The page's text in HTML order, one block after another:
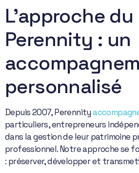
L’approche
Perennity : un
personnalisé
Depuis 2007, Perennity
particuliers, entrepreneurs
dans la gestion de leur patrimoine
professionnel. Notre approche se
: préserver, développer et